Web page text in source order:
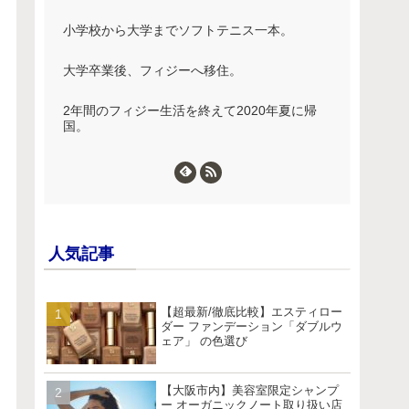
小学校から大学までソフトテニス一本。
大学卒業後、フィジーへ移住。
2年間のフィジー生活を終えて2020年夏に帰
国。
人気記事
【超最新/徹底比較】エスティロー
ダー ファンデーション「ダブルウ
ェア」 の色選び
【大阪市内】美容室限定シャンプ
ー オーガニックノート取り扱い店